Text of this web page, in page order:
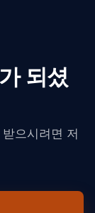
되셨
으시려면 저